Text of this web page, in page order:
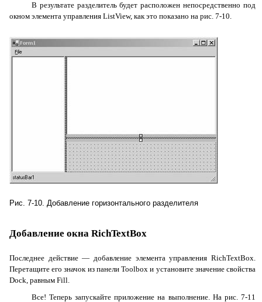
В результате разделитель будет расположен непосредственно под
окном элемента управления ListView, как это показано на рис. 7-10.
Рис. 7-10. Добавление горизонтального разделителя
Добавление окна RichTextBox
Последнее действие — добавление элемента управления RichTextBox.
Перетащите его значок из панелиToolbox и установите значение свойства
Dock, равным Fill.
Все! Теперь запускайте приложение на выполнение. На рис. 7-11